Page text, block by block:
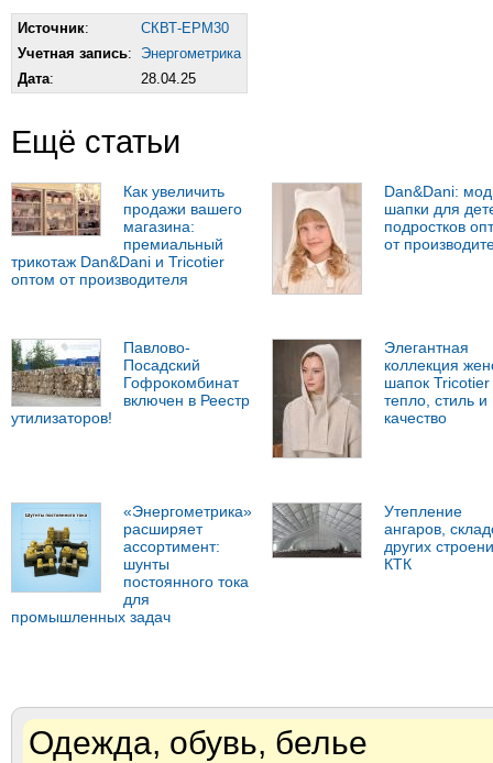
Источник:
СКВТ-EPM30
Учетная запись:
Энергометрика
Дата: 28.04.25
Ещё статьи
Как увеличить
продажи вашего
магазина:
премиальный
трикотаж Dan&Dani и Tricotier
оптом от производителя
Dan&Dani:
шапки для
подростков
от
Павлово-
Посадский
Гофрокомбинат
включен в Реестр
утилизаторов!
Элегантная
коллекция
шапок Tricotier
тепло, стиль и
качество
«Энергометрика»
расширяет
ассортимент:
шунты
постоянного тока
для
промышленных задач
Утепление
ангаров,
других
КТК
Одежда, обувь, белье